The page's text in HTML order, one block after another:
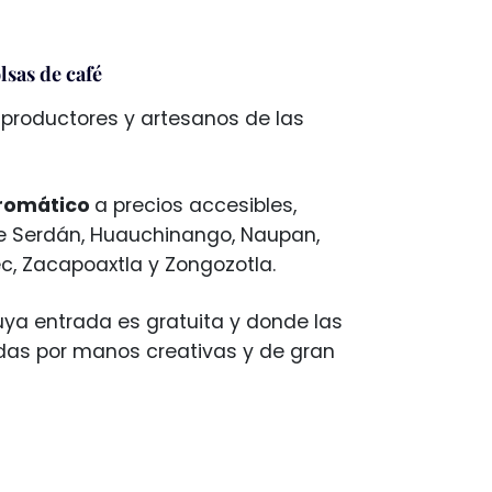
de café
y artesanos de las
a precios accesibles,
Huauchinango, Naupan,
Zacapoaxtla y Zongozotla.
entrada es gratuita y donde las
por manos creativas y de gran